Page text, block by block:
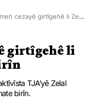
girtîgehê li Zelal Bîlgîn hate birîn
girtîgehê li
TJA’yê Zelal
birîn.